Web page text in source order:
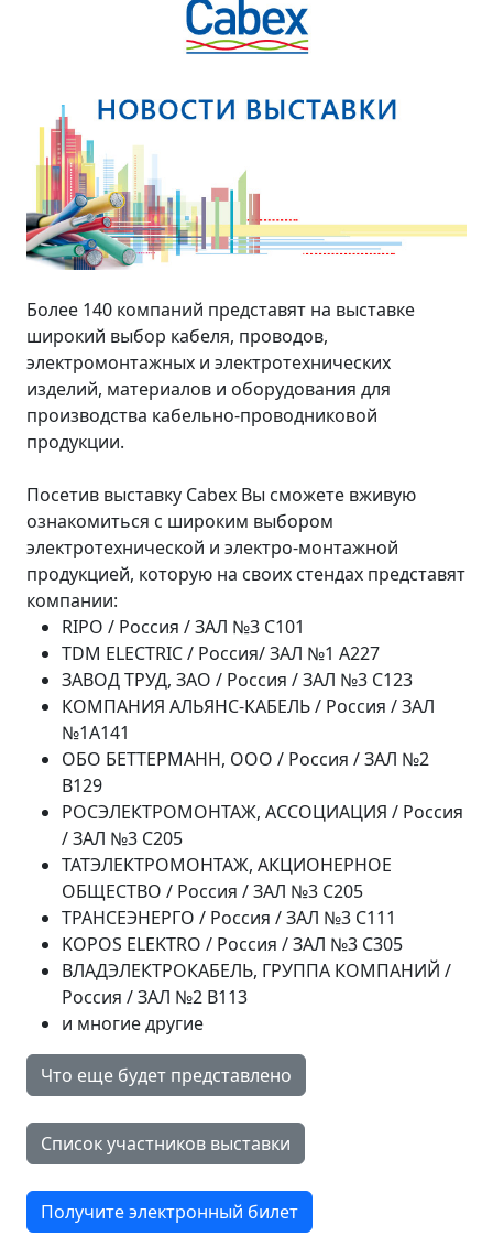
Более 140 компаний представят на выставке
широкий выбор кабеля, проводов,
электромонтажных и электротехнических
изделий, материалов и оборудования для
производства кабельно-проводниковой
продукции.
Посетив выставку Cabex Вы сможете вживую
ознакомиться с широким выбором
электротехнической и электро-монтажной
продукцией, которую на своих стендах представят
компании:
RIPO / Россия / ЗАЛ №3 C101
TDM ELECTRIC / Россия/ ЗАЛ №1 A227
ЗАВОД ТРУД, ЗАО / Россия / ЗАЛ №3 C123
КОМПАНИЯ АЛЬЯНС-КАБЕЛЬ / Россия / ЗАЛ
№1A141
ОБО БЕТТЕРМАНН, ООО / Россия / ЗАЛ №2
B129
РОСЭЛЕКТРОМОНТАЖ, АССОЦИАЦИЯ / Россия
/ ЗАЛ №3 C205
ТАТЭЛЕКТРОМОНТАЖ, АКЦИОНЕРНОЕ
ОБЩЕСТВО / Россия / ЗАЛ №3 C205
ТРАНСЕЭНЕРГО / Россия / ЗАЛ №3 C111
KOPOS ELEKTRO / Россия / ЗАЛ №3 C305
ВЛАДЭЛЕКТРОКАБЕЛЬ, ГРУППА КОМПАНИЙ /
Россия / ЗАЛ №2 B113
и многие другие
Что еще будет представлено
Список участников выставки
Получите электронный билет